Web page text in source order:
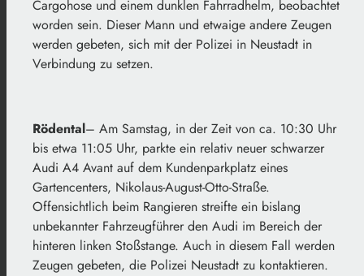
Cargohose und einem dunklen Fahrradhelm, beobachtet
worden sein. Dieser Mann und etwaige andere Zeugen
werden gebeten, sich mit der Polizei in Neustadt in
Verbindung zu setzen.
Rödental– Am Samstag, in der Zeit von ca. 10:30 Uhr
bis etwa 11:05 Uhr, parkte ein relativ neuer schwarzer
Audi A4 Avant auf dem Kundenparkplatz eines
Gartencenters, Nikolaus-August-Otto-Straße.
Offensichtlich beim Rangieren streifte ein bislang
unbekannter Fahrzeugführer den Audi im Bereich der
hinteren linken Stoßstange. Auch in diesem Fall werden
Zeugen gebeten, die Polizei Neustadt zu kontaktieren.